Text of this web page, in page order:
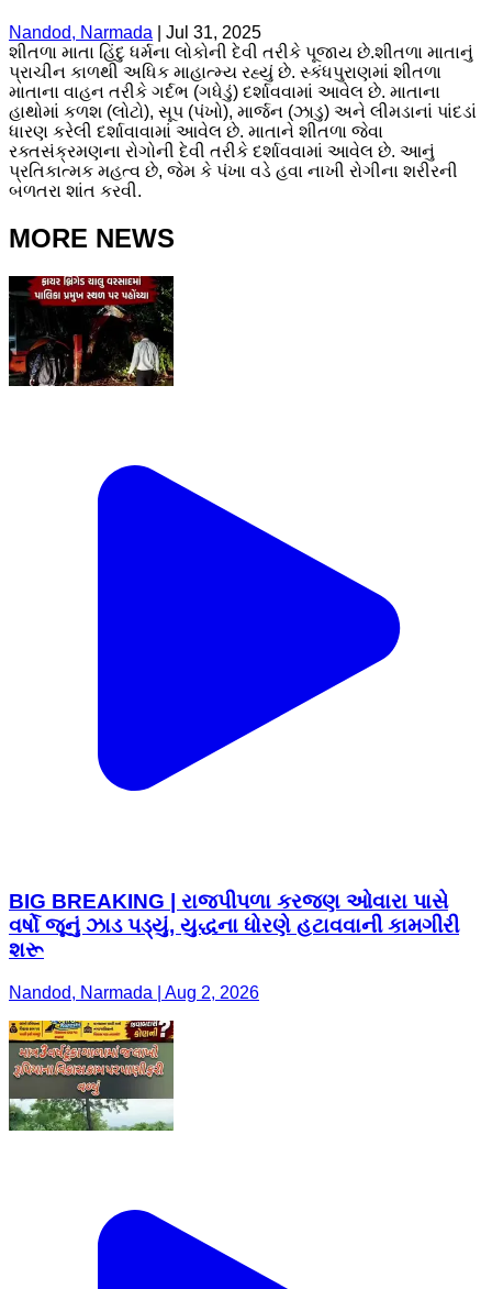
Nandod, Narmada
Jul 31, 2025
શીતળા માતા હિંદુ ધર્મના લોકોની દેવી તરીકે પૂજાય છે.શીતળા માતાનું
પ્રાચીન કાળથી અધિક માહાત્મ્ય રહ્યું છે. સ્કંધપુરાણમાં શીતળા
માતાના વાહન તરીકે ગર્દભ (ગધેડું) દર્શાવવામાં આવેલ છે. માતાના
હાથોમાં કળશ (લોટો), સૂપ (પંખો), માર્જન (ઝાડુ) અને લીમડાનાં પાંદડાં
ધારણ કરેલી દર્શાવાવામાં આવેલ છે. માતાને શીતળા જેવા
રક્તસંક્રમણના રોગોની દેવી તરીકે દર્શાવવામાં આવેલ છે. આનું
પ્રતિકાત્મક મહત્વ છે, જેમ કે પંખા વડે હવા નાખી રોગીના શરીરની
બળતરા શાંત કરવી.
MORE NEWS
BIG BREAKING | રાજપીપળા કરજણ ઓવારા પાસે
વર્ષો જૂનું ઝાડ પડ્યું, યુદ્ધના ધોરણે હટાવવાની કામગીરી
શરૂ
Nandod, Narmada | Aug 2, 2026